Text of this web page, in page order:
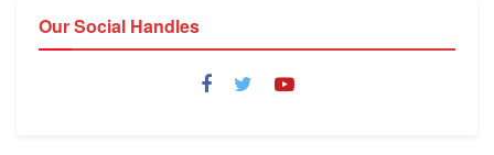
Our Social Handles